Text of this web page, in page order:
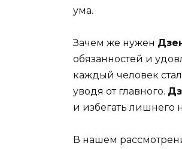
ума.
Зачем же нужен
обязанностей и
каждый человек
уводя от главного.
и избегать лишнего
В нашем